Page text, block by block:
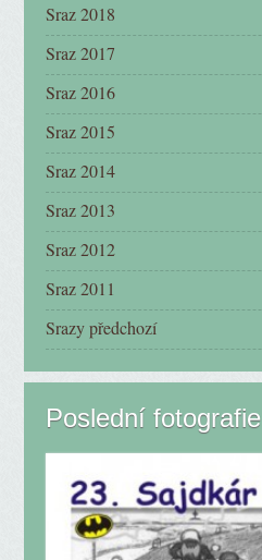
Sraz 2018
Sraz 2017
Sraz 2016
Sraz 2015
Sraz 2014
Sraz 2013
Sraz 2012
Sraz 2011
Srazy předchozí
Poslední fotografie